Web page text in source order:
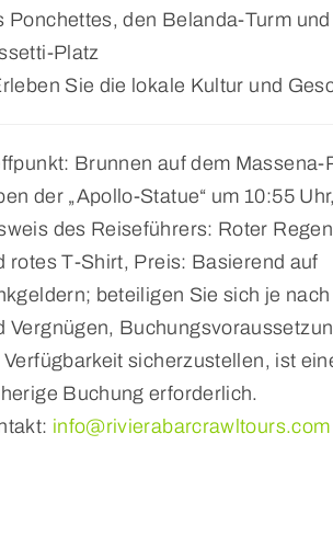
Ponchettes, den Belanda-Turm
Platz
Sie die lokale Kultur und
Brunnen auf dem Massena-
der „Apollo-Statue“ um 10:55 Uhr,
des Reiseführers: Roter
rotes T-Shirt, Preis: Basierend auf
beteiligen Sie sich je
Vergnügen,
Verfügbarkeit sicherzustellen, ist
Buchung erforderlich.
info@rivierabarcrawltours.com